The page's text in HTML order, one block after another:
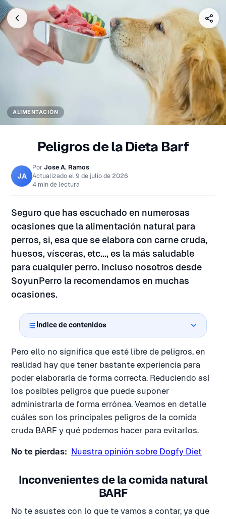
ALIMENTACIÓN
Peligros de la Dieta Barf
JA
Por Jose A. Ramos
Actualizado el 9 de julio de 2026
4 min de lectura
Seguro que has escuchado en numerosas
ocasiones que la alimentación natural para
perros, si, esa que se elabora con carne cruda,
huesos, vísceras, etc..., es la más saludable
para cualquier perro. Incluso nosotros desde
SoyunPerro la recomendamos en muchas
ocasiones.
Índice de contenidos
Pero ello no significa que esté libre de peligros, en
realidad hay que tener bastante experiencia para
poder elaborarla de forma correcta. Reduciendo así
los posibles peligros que puede suponer
administrarla de forma errónea. Veamos en detalle
cuáles son los principales peligros de la comida
cruda BARF y qué podemos hacer para evitarlos.
No te pierdas: Nuestra opinión sobre Dogfy Diet
Inconvenientes de la comida natural
BARF
No te asustes con lo que te vamos a contar, ya que